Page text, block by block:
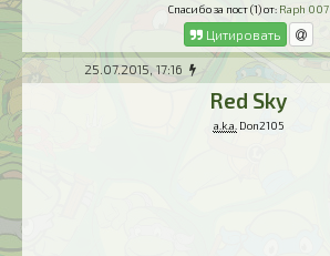
Спасибо за пост (1) от: Raph 007
Цитировать
25.07.2015, 17:16
Red Sky
a.k.a. Don2105